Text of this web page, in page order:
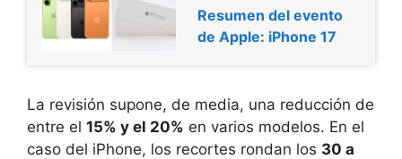
Resumen del evento
de Apple: iPhone 17
La revisión supone, de media, una reducción de
entre el 15% y el 20% en varios modelos. En el
caso del iPhone, los recortes rondan los 30 a